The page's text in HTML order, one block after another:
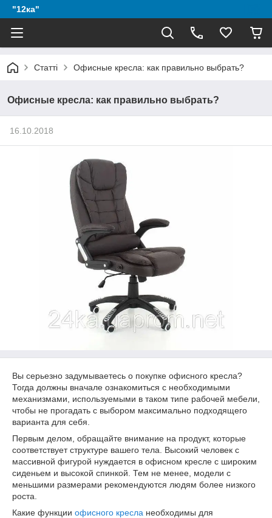
"12ка"
Статті Офисные кресла: как правильно выбрать?
Офисные кресла: как правильно выбрать?
16.10.2018
Вы серьезно задумываетесь о покупке офисного кресла?
Тогда должны вначале ознакомиться с необходимыми
механизмами, используемыми в таком типе рабочей мебели,
чтобы не прогадать с выбором максимально подходящего
варианта для себя.
Первым делом, обращайте внимание на продукт, которые
соответствует структуре вашего тела. Высокий человек с
массивной фигурой нуждается в офисном кресле с широким
сиденьем и высокой спинкой. Тем не менее, модели с
меньшими размерами рекомендуются людям более низкого
роста.
Какие функции офисного кресла необходимы для